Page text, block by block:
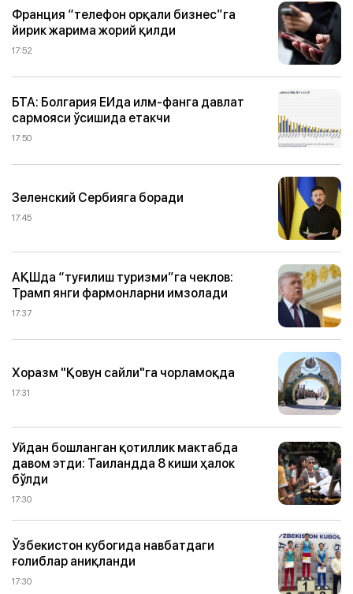
Франция “телефон орқали бизнес”га
йирик жарима жорий қилди
17:52
БТА: Болгария ЕИда илм-фанга давлат
сармояси ўсишида етакчи
17:50
Зеленский Сербияга боради
17:45
АҚШда “туғилиш туризми”га чеклов:
Трамп янги фармонларни имзолади
17:37
Хоразм "Қовун сайли"га чорламоқда
17:31
Уйдан бошланган қотиллик мактабда
давом этди: Таиландда 8 киши ҳалок
бўлди
17:30
Ўзбекистон кубогида навбатдаги
ғолиблар аниқланди
17:30